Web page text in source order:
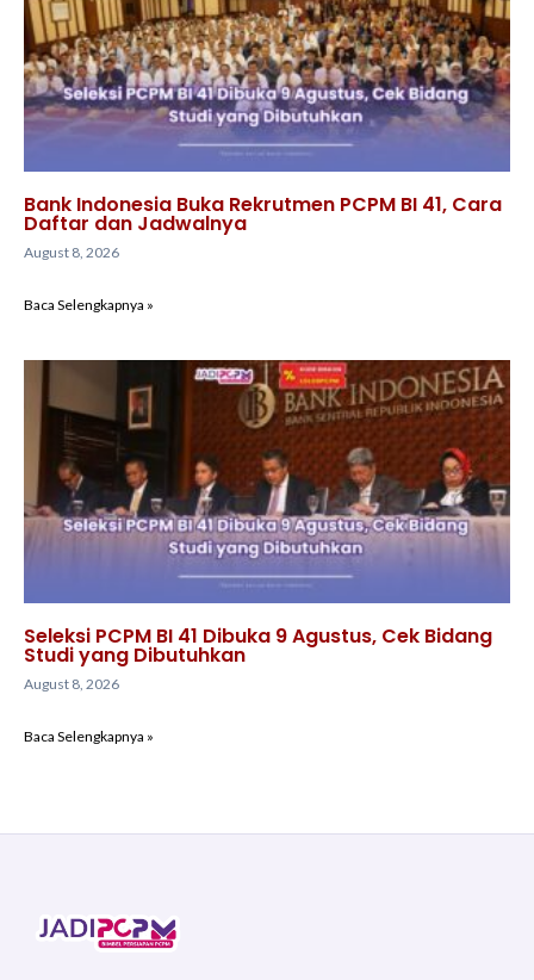
Bank Indonesia Buka Rekrutmen PCPM BI 41, Cara
Daftar dan Jadwalnya
August 8, 2026
Baca Selengkapnya »
Seleksi PCPM BI 41 Dibuka 9 Agustus, Cek Bidang
Studi yang Dibutuhkan
August 8, 2026
Baca Selengkapnya »